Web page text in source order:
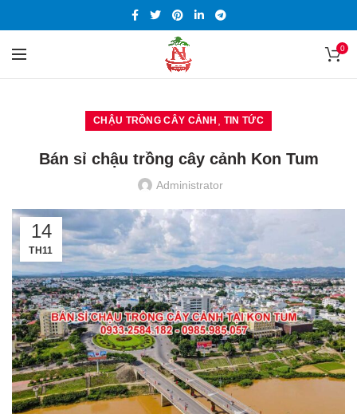
0
CHẬU TRỒNG CÂY CẢNH TIN TỨC
Bán sỉ chậu trồng cây cảnh Kon Tum
Administrator
14
TH11